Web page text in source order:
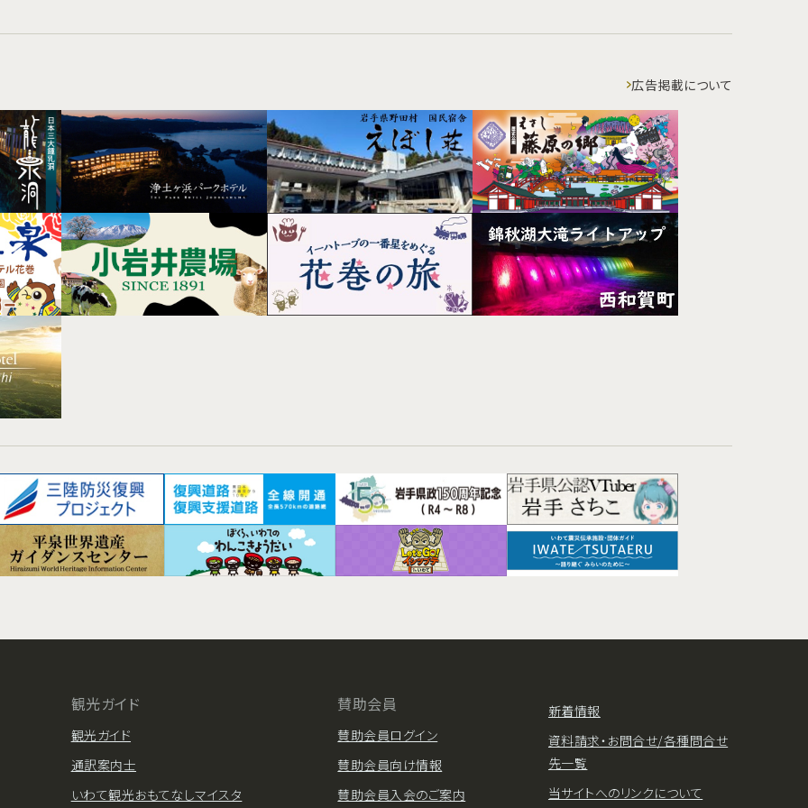
広告掲載について
観光ガイド
観光ガイド
通訳案内士
いわて観光おもてなしマイスタ
賛助会員
賛助会員ログイン
賛助会員向け情報
賛助会員入会のご案内
新着情報
資料請求・お問合せ/各種問合せ
先一覧
当サイトへのリンクについて